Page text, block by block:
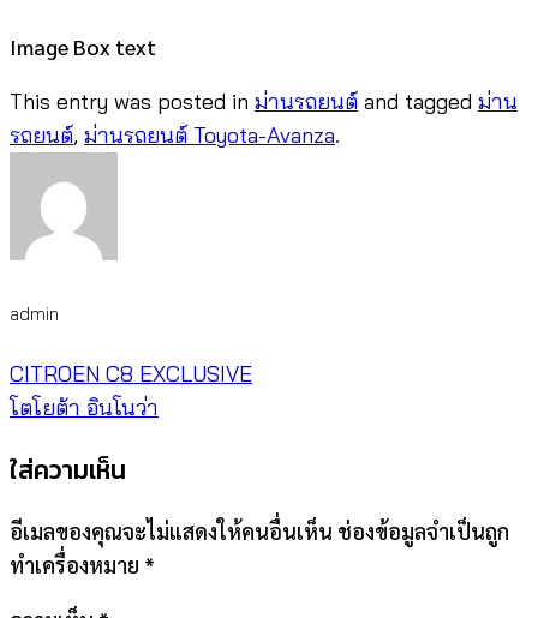
Image Box text
This entry was posted in ม่านรถยนต์ and tagged ม่าน
รถยนต์, ม่านรถยนต์ Toyota-Avanza.
admin
CITROEN C8 EXCLUSIVE
โตโยต้า อินโนว่า​
ใส่ความเห็น
อีเมลของคุณจะไม่แสดงให้คนอื่นเห็น ช่องข้อมูลจำเป็นถูก
ทำเครื่องหมาย *